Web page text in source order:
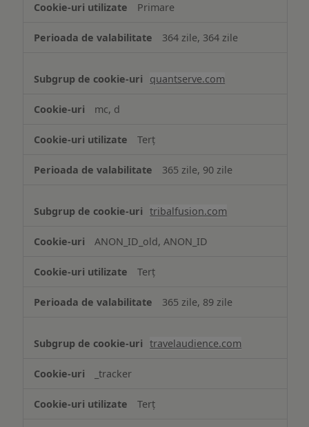
Primare
364 zile, 364 zile
quantserve.com
mc, d
Terț
365 zile, 90 zile
tribalfusion.com
ANON_ID_old, ANON_ID
Terț
365 zile, 89 zile
travelaudience.com
_tracker
Terț